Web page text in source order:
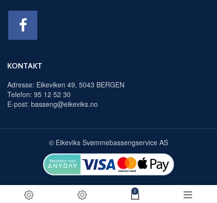
KONTAKT
Adresse: Eikeviken 49, 5043 BERGEN
Telefon: 95 12 52 30
E-post: basseng@eikeviks.no
© Eikeviks Svømmebassengservice AS
0